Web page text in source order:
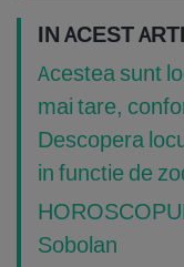
IN ACEST
Acestea sunt
mai tare,
Descopera
in functie de
Sobolan